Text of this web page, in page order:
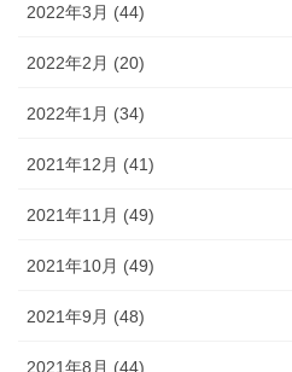
2022年3月 (44)
2022年2月 (20)
2022年1月 (34)
2021年12月 (41)
2021年11月 (49)
2021年10月 (49)
2021年9月 (48)
2021年8月 (44)